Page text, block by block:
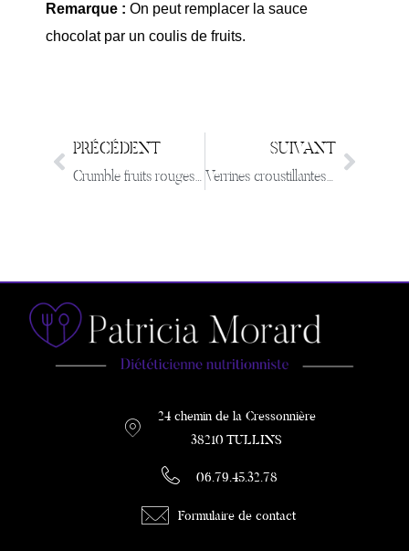
Remarque : On peut remplacer la sauce
chocolat par un coulis de fruits.
PRÉCÉDENT
Crumble fruits rouges au beurre sale
SUIVANT
Verrines croustillantes pommes poires
24 chemin de la Cressonnière
38210 TULLINS
06.79.45.32.78
Formulaire de contact